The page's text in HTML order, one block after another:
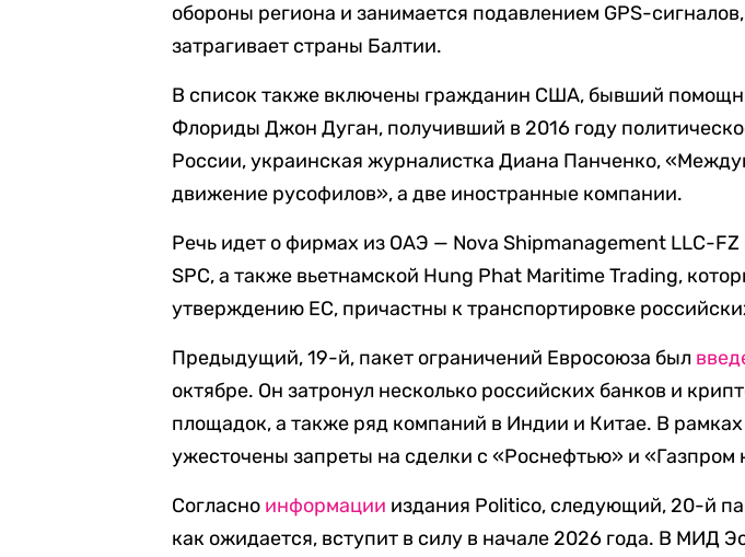
обороны региона и занимается подавлением GPS-
затрагивает страны Балтии.
В список также включены гражданин США, бывший
Флориды Джон Дуган, получивший в 2016 году
России, украинская журналистка Диана Панченко,
движение русофилов», а две иностранные компании.
Речь идет о фирмах из ОАЭ — Nova Shipmanagement LLC-FZ
SPC, а также вьетнамской Hung Phat Maritime Trading,
утверждению ЕС, причастны к транспортировке
Предыдущий, 19-й, пакет ограничений Евросоюза был
октябре. Он затронул несколько российских банков и
площадок, а также ряд компаний в Индии и Китае. В рамках
ужесточены запреты на сделки с «Роснефтью» и «Газпром
Согласно информации издания Politico, следующий, 20-й
как ожидается, вступит в силу в начале 2026 года. В МИД